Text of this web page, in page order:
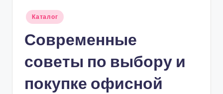
Опубликовано
Каталог
Современные
советы по выбору и
покупке офисной